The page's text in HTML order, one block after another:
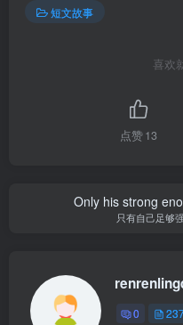
短文故事
喜欢
点赞13
Only his strong
只有自己足够
0